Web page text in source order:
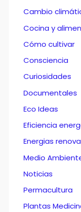
Cambio
Cocina y
Cómo cultivar
Consciencia
Curiosidades
Documentales
Eco Ideas
Eficiencia
Energias
Medio
Noticias
Permacultura
Plantas